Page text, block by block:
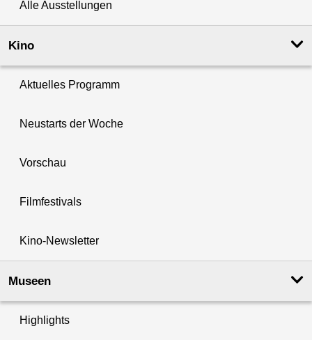
Alle Ausstellungen
Kino
Aktuelles Programm
Neustarts der Woche
Vorschau
Filmfestivals
Kino-Newsletter
Museen
Highlights